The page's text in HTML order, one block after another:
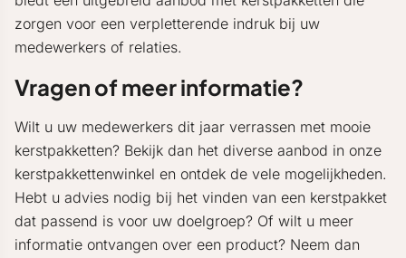
zorgen voor een verpletterende indruk bij uw
medewerkers of relaties.
Vragen of meer informatie?
Wilt u uw medewerkers dit jaar verrassen met mooie
kerstpakketten? Bekijk dan het diverse aanbod in onze
kerstpakkettenwinkel en ontdek de vele mogelijkheden.
Hebt u advies nodig bij het vinden van een kerstpakket
dat passend is voor uw doelgroep? Of wilt u meer
informatie ontvangen over een product? Neem dan